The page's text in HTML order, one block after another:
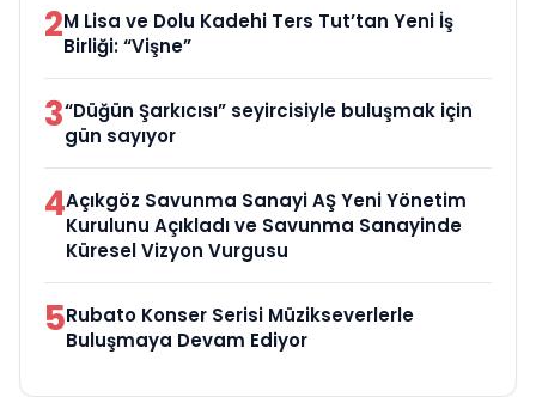
2M Lisa ve Dolu Kadehi Ters Tut’tan Yeni İş
Birliği: “Vişne”
3“Düğün Şarkıcısı” seyircisiyle buluşmak için
gün sayıyor
4Açıkgöz Savunma Sanayi AŞ Yeni Yönetim
Kurulunu Açıkladı ve Savunma Sanayinde
Küresel Vizyon Vurgusu
5Rubato Konser Serisi Müzikseverlerle
Buluşmaya Devam Ediyor